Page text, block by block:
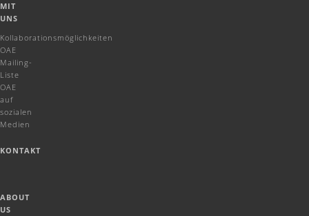
MIT
UNS
Kollaborationsmöglichkeiten
OAE
Mailing-
Liste
OAE
auf
sozialen
Medien
KONTAKT
ABOUT
US